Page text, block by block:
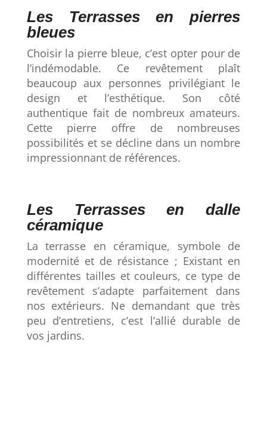
Les Terrasses en pierres
bleues
Choisir la pierre bleue, c’est opter pour de
l’indémodable. Ce revêtement plaît
beaucoup aux personnes privilégiant le
design et l’esthétique. Son côté
authentique fait de nombreux amateurs.
Cette pierre offre de nombreuses
possibilités et se décline dans un nombre
impressionnant de références.
Les Terrasses en dalle
céramique
La terrasse en céramique, symbole de
modernité et de résistance ; Existant en
différentes tailles et couleurs, ce type de
revêtement s’adapte parfaitement dans
nos extérieurs. Ne demandant que très
peu d’entretiens, c’est l’allié durable de
vos jardins.